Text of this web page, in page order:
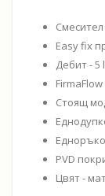
Easy fix
Дебит - 5
Стоящ
PVD
Цвят -